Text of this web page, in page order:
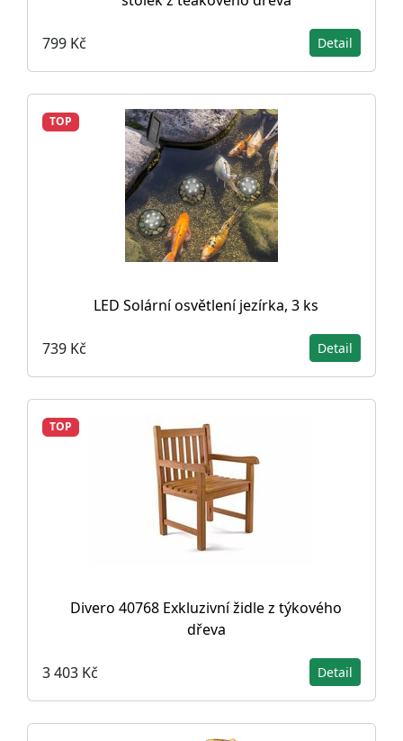
799 Kč Detail
TOP
LED Solární osvětlení jezírka, 3 ks
739 Kč Detail
TOP
Divero 40768 Exkluzivní židle z týkového
dřeva
3 403 Kč Detail